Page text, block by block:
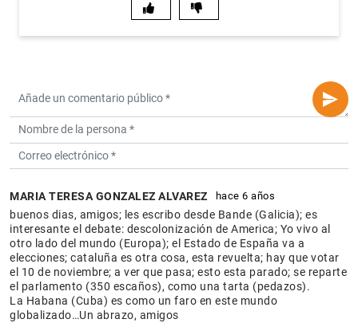
MARIA TERESA GONZALEZ ALVAREZ hace 6 años
buenos dias, amigos; les escribo desde Bande (Galicia); es
interesante el debate: descolonización de America; Yo vivo al
otro lado del mundo (Europa); el Estado de España va a
elecciones; cataluña es otra cosa, esta revuelta; hay que votar
el 10 de noviembre; a ver que pasa; esto esta parado; se reparte
el parlamento (350 escaños), como una tarta (pedazos).
La Habana (Cuba) es como un faro en este mundo
globalizado…Un abrazo, amigos